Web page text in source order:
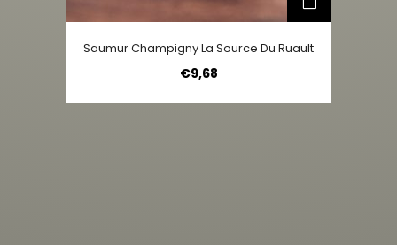
Saumur Champigny La Source Du Ruault
€9,68